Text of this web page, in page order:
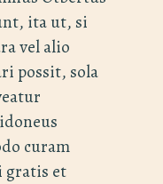
ita ut, si
vel alio
possit, sola
curam
gratis et